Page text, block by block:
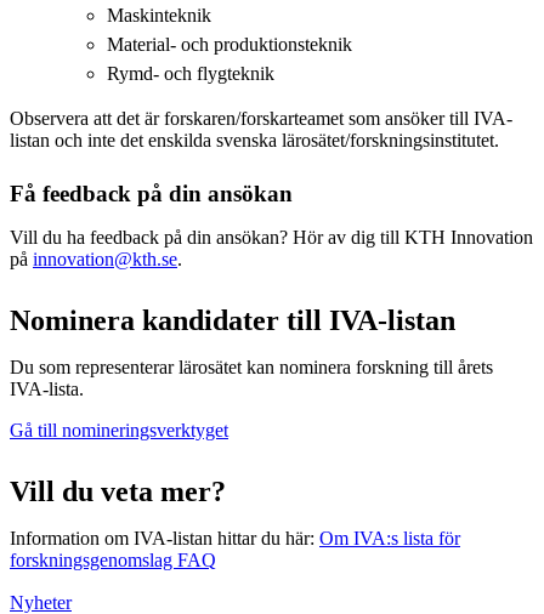
Maskinteknik
Material- och produktionsteknik
Rymd- och flygteknik
Observera att det är forskaren/forskarteamet som ansöker till IVA-
listan och inte det enskilda svenska lärosätet/forskningsinstitutet.
Få feedback på din ansökan
Vill du ha feedback på din ansökan? Hör av dig till KTH Innovation
på innovation@kth.se.
Nominera kandidater till IVA-listan
Du som representerar lärosätet kan nominera forskning till årets
IVA-lista.
Gå till nomineringsverktyget
Vill du veta mer?
Information om IVA-listan hittar du här: Om IVA:s lista för
forskningsgenomslag FAQ
Nyheter